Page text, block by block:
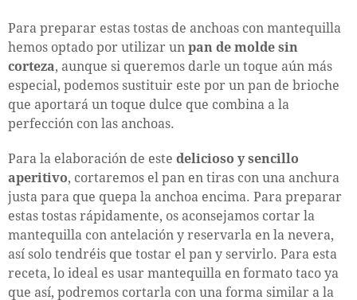
Para preparar estas tostas de anchoas con mantequilla
hemos optado por utilizar un pan de molde sin
corteza, aunque si queremos darle un toque aún más
especial, podemos sustituir este por un pan de brioche
que aportará un toque dulce que combina a la
perfección con las anchoas.
Para la elaboración de este delicioso y sencillo
aperitivo, cortaremos el pan en tiras con una anchura
justa para que quepa la anchoa encima. Para preparar
estas tostas rápidamente, os aconsejamos cortar la
mantequilla con antelación y reservarla en la nevera,
así solo tendréis que tostar el pan y servirlo. Para esta
receta, lo ideal es usar mantequilla en formato taco ya
que así, podremos cortarla con una forma similar a la